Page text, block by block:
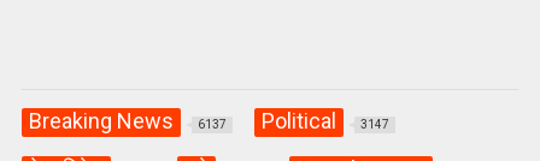
Breaking News 6137 Political 3147